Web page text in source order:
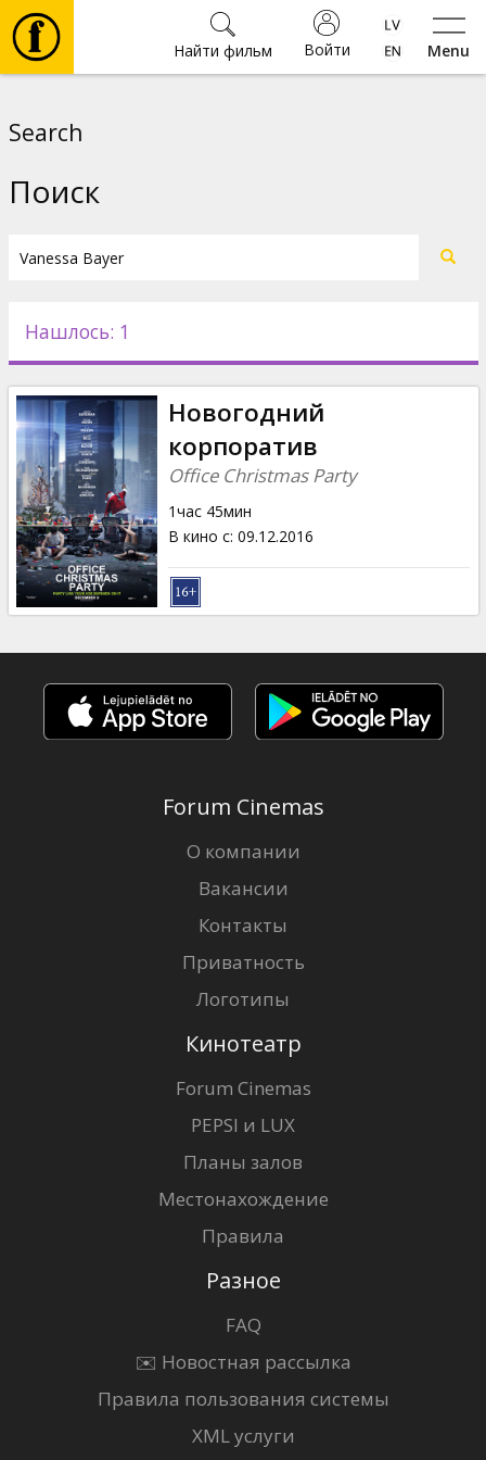
Menu
Войти
Найти фильм
Новости
Подарки
Кинозакуски
B2B
Клуб
Search
Поиск
Нашлось: 1
Новогодний
корпоратив
Office Christmas Party
1час 45мин
В кино с: 09.12.2016
Forum Cinemas
О компании
Вакансии
Контакты
Приватность
Логотипы
Кинотеатр
Forum Cinemas
PEPSI и LUX
Планы залов
Местонахождение
Правила
Разное
FAQ
✉️ Новостная рассылка
Правила пользования системы
XML услуги